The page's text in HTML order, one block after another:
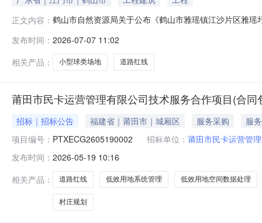
正文内容： 鹤山市自然资源局关于公布《鹤山市雅瑶镇江沙片区雅
国土空间用地用海规划图.jpg鹤山市自然资源局2026年7
发布时间： 2026-07-07 11:02
相关产品：
小型球类场地 道路红线
莆田市民卡运营管理有限公司技术服务合作项目(合同
招标｜招标公告 福建省｜莆田市｜城厢区 服务采购
服务
项目编号： PTXECG2605190002 招标单位： 莆田市民卡运营管
发布时间： 2026-05-19 10:16
相关产品：
道路红线 低效用地系统管理 低效用地空间数据处理
村庄规划